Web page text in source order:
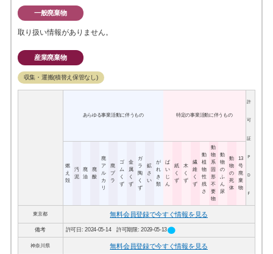
一般廃棄物
取り扱い情報がありません。
産業廃棄物
収集・運搬(積替え保管なし)
あらゆる事業活動に伴うもの 特定の事業活動に伴うもの
許
可
証
Ｐ
Ｄ
Ｆ
燃
え
殻
汚
泥
廃
油
廃
酸
廃
ア
ル
カ
リ
廃
プ
ラ
ゴ
ム
く
ず
金
属
く
ず
ガ
ラ
陶
く
ず
鉱
さ
い
が
れ
き
類
ば
い
じ
ん
紙
く
ず
木
く
ず
繊
維
く
ず
動
植
物
性
残
さ
動
物
系
固
形
不
要
物
動
物
の
ふ
ん
尿
動
物
の
死
体
13
号
廃
棄
物
東京都 無料会員登録で今すぐ情報を見る
備考 許可日: 2024-05-14 許可期限: 2029-05-13circle
神奈川県 無料会員登録で今すぐ情報を見る